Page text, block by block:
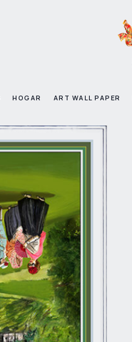
HOGAR ART WALL PAPER